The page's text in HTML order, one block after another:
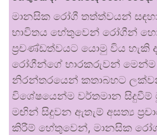
මානසික රෝගී තත්ත්වයන්
භාවිතය හේතුවෙන් රෝගීන් හෝ
ප්‍රචණ්ඩත්වයට යොමු විය හැකි
රෝගීන්ගේ භාරකරුවන් මෙන්ම
නිරන්තරයෙන් කතාබහට
විශේෂයෙන්ම වර්තමාන සිදුවීම්
මඟින් සිදුවන ඇතැම් අසත්‍ය
කිරීම් හේතුවෙන්, මානසික රෝග